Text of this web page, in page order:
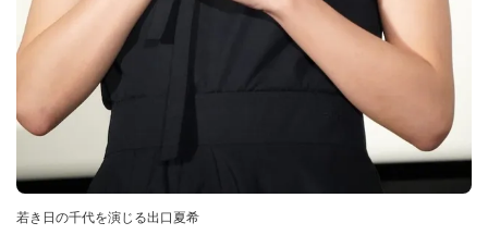
若き日の千代を演じる出口夏希